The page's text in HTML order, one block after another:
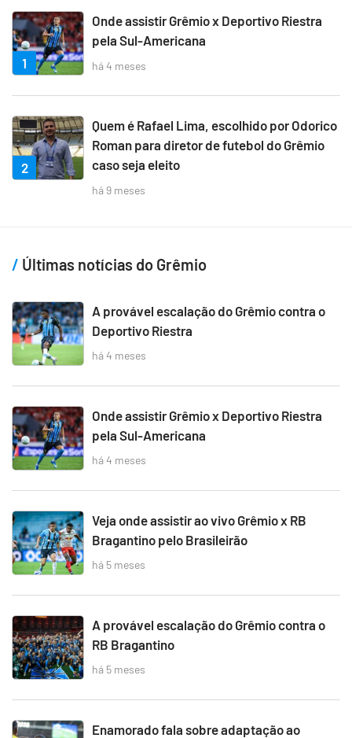
1
Onde assistir Grêmio x Deportivo Riestra
pela Sul-Americana
há 4 meses
2
Quem é Rafael Lima, escolhido por Odorico
Roman para diretor de futebol do Grêmio
caso seja eleito
há 9 meses
Últimas notícias do Grêmio
A provável escalação do Grêmio contra o
Deportivo Riestra
há 4 meses
Onde assistir Grêmio x Deportivo Riestra
pela Sul-Americana
há 4 meses
Veja onde assistir ao vivo Grêmio x RB
Bragantino pelo Brasileirão
há 5 meses
A provável escalação do Grêmio contra o
RB Bragantino
há 5 meses
Enamorado fala sobre adaptação ao